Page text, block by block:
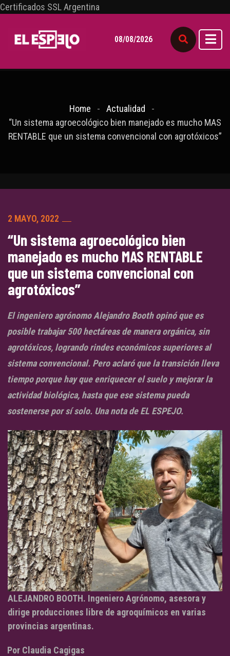
Certificados SSL Argentina
08/08/2026
Home
Actualidad
“Un sistema agroecológico bien manejado es mucho MAS
RENTABLE que un sistema convencional con agrotóxicos”
2 MAYO, 2022
“Un sistema agroecológico bien
manejado es mucho MAS RENTABLE
que un sistema convencional con
agrotóxicos”
El ingeniero agrónomo Alejandro Booth opinó que es
posible trabajar 500 hectáreas de manera orgánica, sin
agrotóxicos, logrando rindes económicos superiores al
sistema convencional. Pero aclaró que la transición lleva
tiempo porque hay que enriquecer el suelo y mejorar la
actividad biológica, hasta que ese sistema pueda
sostenerse por sí solo. Una nota de EL ESPEJO.
ALEJANDRO BOOTH. Ingeniero Agrónomo, asesora y
dirige producciones libre de agroquímicos en varias
provincias argentinas.
Por Claudia Cagigas